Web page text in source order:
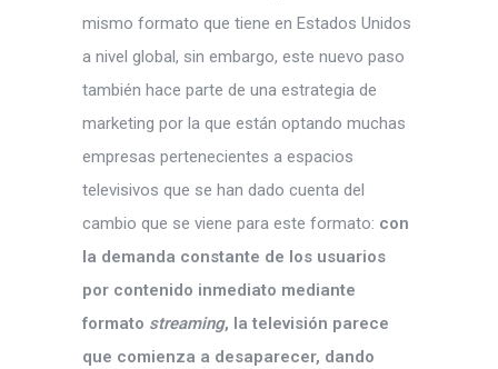
mismo formato que tiene en Estados Unidos
a nivel global, sin embargo, este nuevo paso
también hace parte de una estrategia de
marketing por la que están optando muchas
empresas pertenecientes a espacios
televisivos que se han dado cuenta del
cambio que se viene para este formato: con
la demanda constante de los usuarios
por contenido inmediato mediante
formato streaming, la televisión parece
que comienza a desaparecer, dando